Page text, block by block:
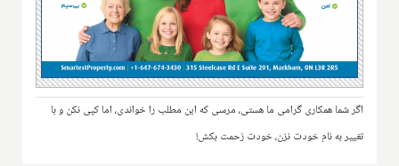
اگر شما همکاری گرامی ما هستی، مرسی که این مطلب را خواندی، اما کپی نکن و با
تغییر به نام خودت نزن، خودت زحمت بکش!